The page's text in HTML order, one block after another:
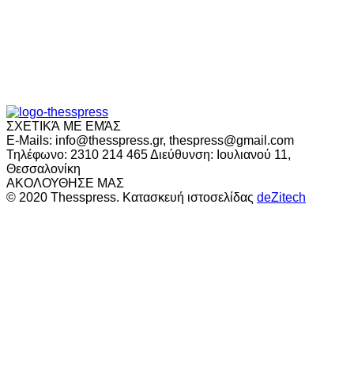
ΣΧΕΤΙΚΆ ΜΕ ΕΜΆΣ
E-Mails: info@thesspress.gr, thespress@gmail.com
Τηλέφωνο: 2310 214 465 Διεύθυνση: Ιουλιανού 11,
Θεσσαλονίκη
ΑΚΟΛΟΥΘΗΣΕ ΜΑΣ
© 2020 Thesspress. Κατασκευή ιστοσελίδας deZitech